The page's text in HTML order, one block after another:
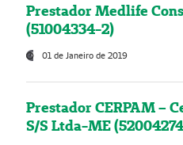
Prestador Medlife
(51004334-2)
01 de Janeiro de 2019
Prestador CERPAM –
S/S Ltda-ME